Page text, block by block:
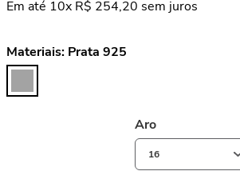
Em até 10x R$ 254,20 sem juros
Materiais: Prata 925
Aro
16